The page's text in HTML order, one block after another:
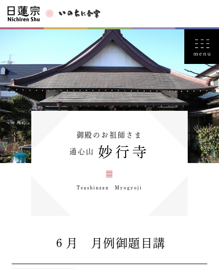
御殿のお祖師さま
通心山 妙行寺
Tsushinzan Myogyoji
６月 月例御題目講